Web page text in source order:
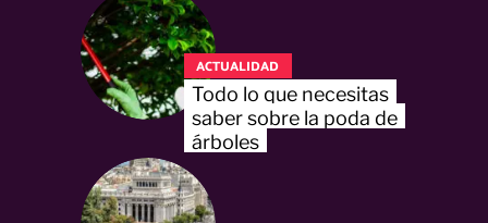
ACTUALIDAD
Todo lo que necesitas
saber sobre la poda de
árboles